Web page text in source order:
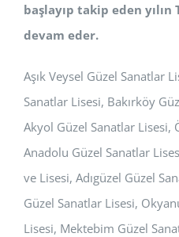
başlayıp takip eden yılın
devam eder.
Aşık Veysel Güzel Sanatlar
Sanatlar Lisesi, Bakırköy
Akyol Güzel Sanatlar Lisesi,
Anadolu Güzel Sanatlar
ve Lisesi, Adıgüzel Güzel
Güzel Sanatlar Lisesi,
Lisesi, Mektebim Güzel